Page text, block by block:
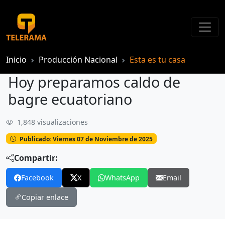
Inicio Producción Nacional Esta es tu casa
Hoy preparamos caldo de
bagre ecuatoriano
Hoy preparamos caldo de bagre ecuatoriano
1,848 visualizaciones
Publicado: Viernes 07 de Noviembre de 2025
Compartir:
Facebook X WhatsApp Email
Copiar enlace